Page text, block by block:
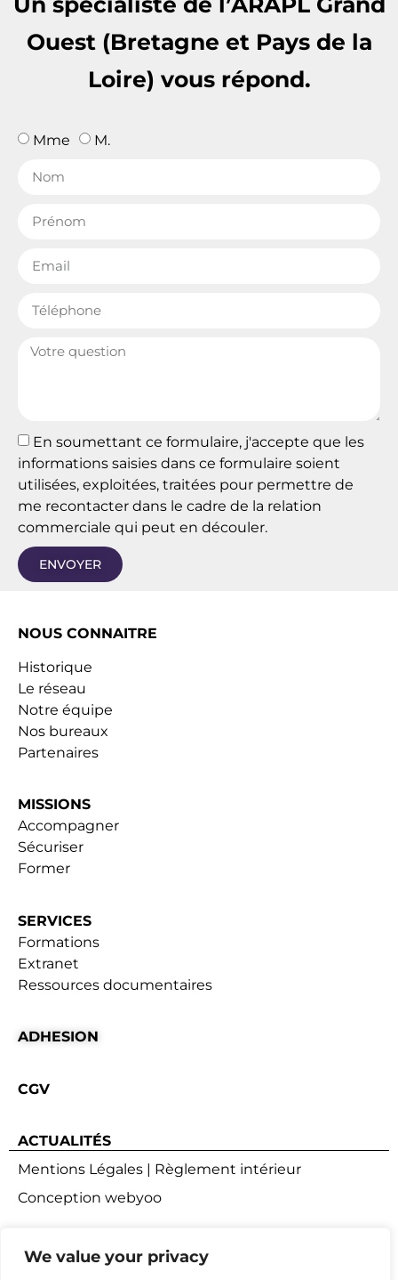
We value your privacy
Ouest (Bretagne et Pays de la
Loire) vous répond.
Mme M.
En soumettant ce formulaire, j'accepte que les
informations saisies dans ce formulaire soient
utilisées, exploitées, traitées pour permettre de
me recontacter dans le cadre de la relation
commerciale qui peut en découler.
ENVOYER
NOUS CONNAITRE
Historique
Le réseau
Notre équipe
Nos bureaux
Partenaires
MISSIONS
Accompagner
Sécuriser
Former
SERVICES
Formations
Extranet
Ressources documentaires
ADHESION
CGV
ACTUALITÉS
Mentions Légales | Règlement intérieur
Conception webyoo